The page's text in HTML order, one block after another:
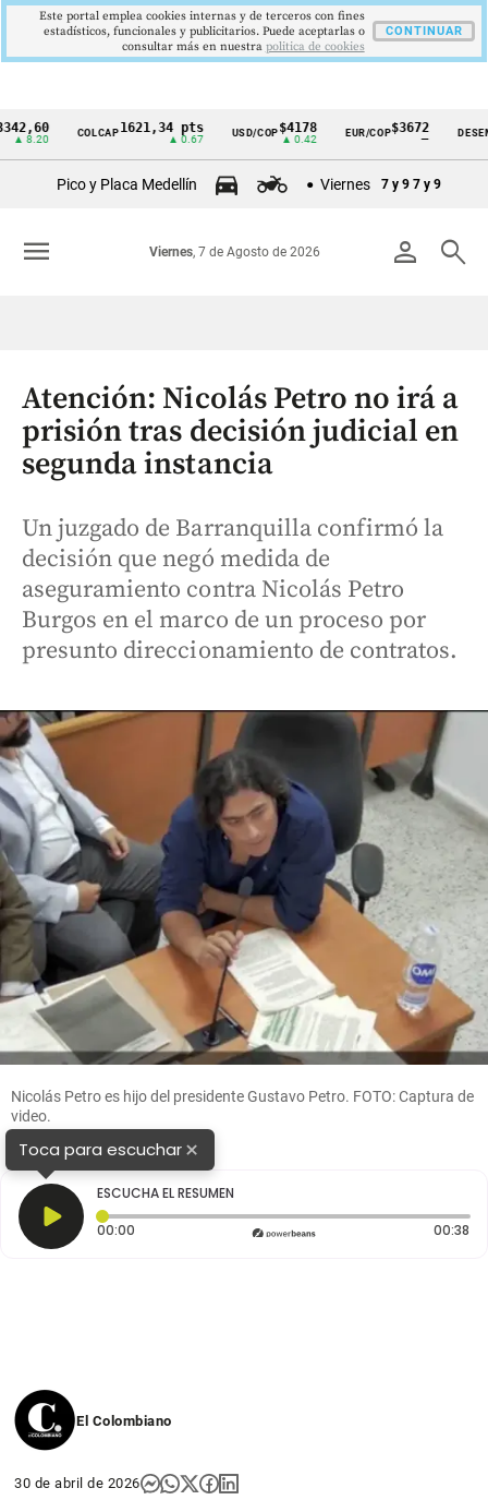
Cintillo
Colombia
COLCAP1621,34 pts USD/COP$4178
▲ 0.42
EUR/COP$3672
—
DESEMPLEO
Pico y Placa Medellín Viernes 7 y 9 7 y 9
person search
Viernes, 7 de Agosto de 2026
menu
Atención: Nicolás Petro no irá a
prisión tras decisión judicial en
segunda instancia
Un juzgado de Barranquilla confirmó la
decisión que negó medida de
aseguramiento contra Nicolás Petro
Burgos en el marco de un proceso por
presunto direccionamiento de contratos.
Nicolás Petro es hijo del presidente Gustavo Petro. FOTO: Captura de
video.
Toca para escuchar×
ESCUCHA EL RESUMEN
00:00 Tiempo transcurrido: 0 segundos 00:38
El Colombiano
30 de abril de 2026
Este portal emplea cookies internas y de terceros con fines
estadísticos, funcionales y publicitarios. Puede aceptarlas o
consultar más en nuestra politica de cookies
CONTINUAR